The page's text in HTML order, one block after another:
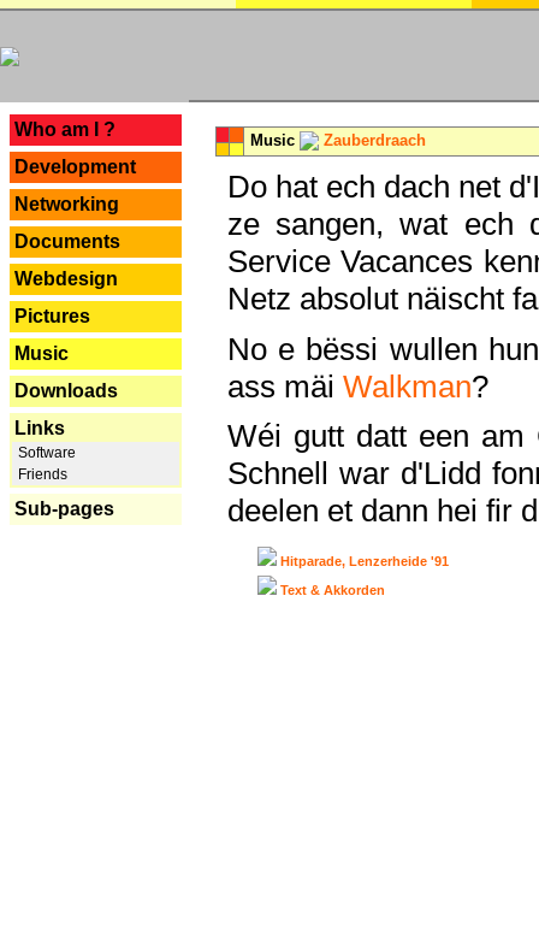
Who am I ?
Development
Networking
Documents
Webdesign
Pictures
Music
Downloads
Links
Software
Friends
Sub-pages
Music Zauberdraach
Do hat ech dach net
ze sangen, wat ech
Service Vacances
Netz absolut näischt
No e bëssi wullen
ass mäi Walkman?
Wéi gutt datt een am
Schnell war d'Lidd
deelen et dann hei fir
Hitparade, Lenzerheide '91
Text & Akkorden